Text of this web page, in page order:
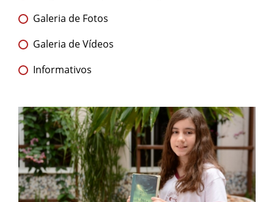
Galeria de Fotos
Galeria de Vídeos
Informativos